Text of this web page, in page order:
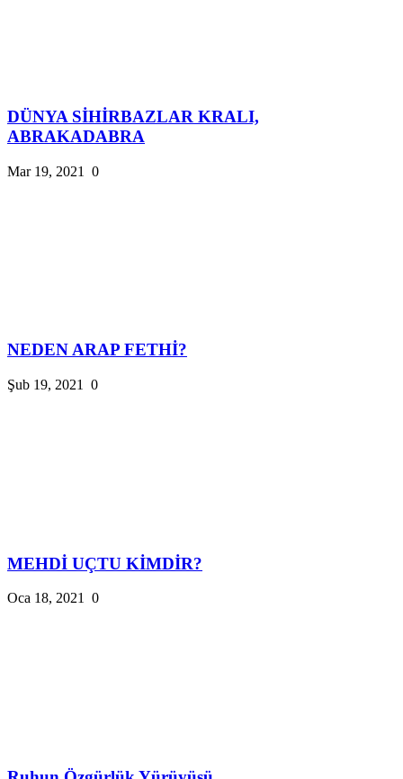
DÜNYA SİHİRBAZLAR KRALI,
ABRAKADABRA
Mar 19, 2021 0
NEDEN ARAP FETHİ?
Şub 19, 2021 0
MEHDİ UÇTU KİMDİR?
Oca 18, 2021 0